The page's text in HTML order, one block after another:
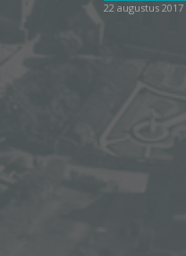
22 augustus 2017